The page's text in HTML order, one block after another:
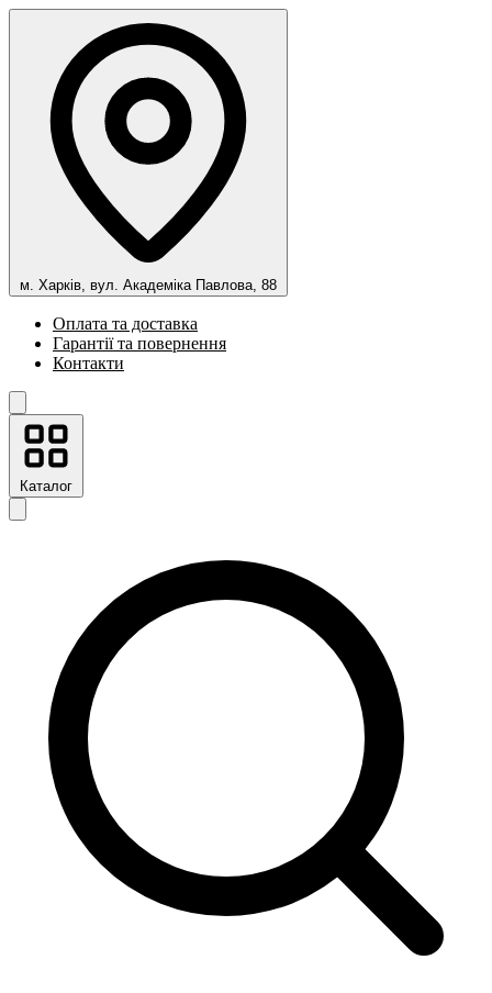
м. Харків, вул. Академіка Павлова, 88
Оплата та доставка
Гарантії та повернення
Контакти
Каталог